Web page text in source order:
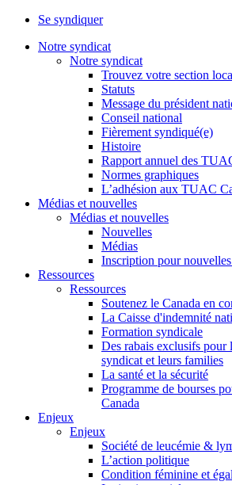
Se syndiquer
Notre syndicat
Notre syndicat
Trouvez votre section
Statuts
Message du président
Conseil national
Fièrement syndiqué(e)
Histoire
Rapport annuel des
Normes graphiques
L’adhésion aux TUAC
Médias et nouvelles
Médias et nouvelles
Nouvelles
Médias
Inscription pour
Ressources
Ressources
Soutenez le Canada en
La Caisse d'indemnité
Formation syndicale
Des rabais exclusifs pour
syndicat et leurs families
La santé et la sécurité
Programme de bourses
Canada
Enjeux
Enjeux
Société de leucémie &
L’action politique
Condition féminine et